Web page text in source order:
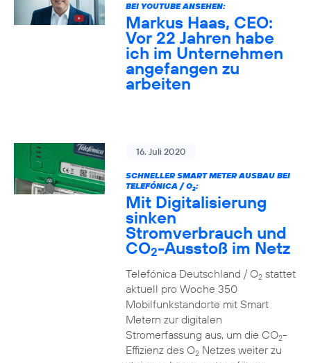
BEI YOUTUBE ANSEHEN:
Markus Haas, CEO:
Vor 22 Jahren habe
ich im Unternehmen
angefangen zu
arbeiten
16. Juli 2020
SCHNELLER SMART METER AUSBAU BEI
TELEFÓNICA / O2:
Mit Digitalisierung
sinken
Stromverbrauch und
CO2-Ausstoß im Netz
Telefónica Deutschland / O2stattet
aktuell pro Woche 350
Mobilfunkstandorte mit Smart
Metern zur digitalen
Stromerfassung aus, um die CO2-
Effizienz des O2Netzes weiter zu